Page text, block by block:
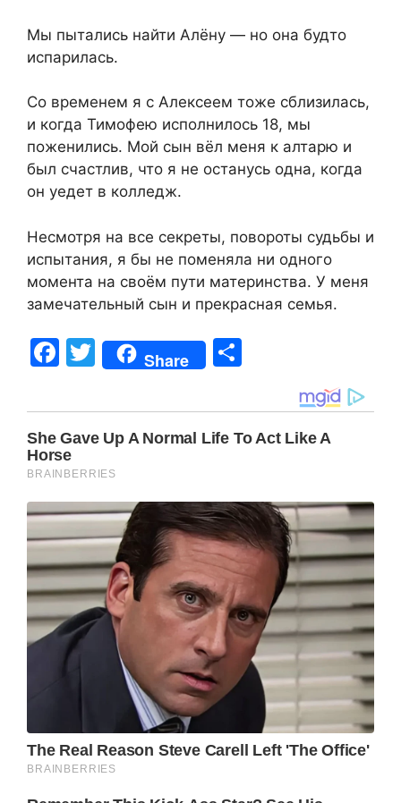
Мы пытались найти Алёну — но она будто
испарилась.
Со временем я с Алексеем тоже сблизилась,
и когда Тимофею исполнилось 18, мы
поженились. Мой сын вёл меня к алтарю и
был счастлив, что я не останусь одна, когда
он уедет в колледж.
Несмотря на все секреты, повороты судьбы и
испытания, я бы не поменяла ни одного
момента на своём пути материнства. У меня
замечательный сын и прекрасная семья.
F
c
e
b
o
o
k
T
w
itt
er
Share
ar
e